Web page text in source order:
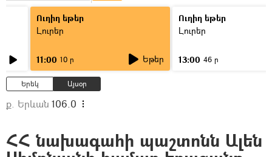
Ուղիղ եթեր
Լուրեր
11:00 10 ր Եթեր
Ուղիղ եթեր
Լուրեր
13:00 46 ր
Երեկ Այսօր
ք. Երևան 106.0
ՀՀ նախագահի պաշտոնն Ալեն